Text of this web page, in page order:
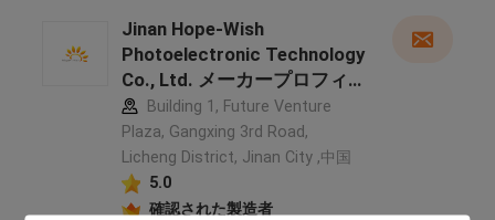
Jinan Hope-Wish
Photoelectronic Technology
Co., Ltd. メーカープロフィ
ールBuilding 1, Future Venture
Plaza, Gangxing 3rd Road,
Licheng District, Jinan City ,中国
5.0
確認された製造者